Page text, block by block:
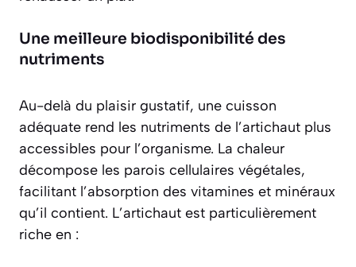
Une meilleure biodisponibilité des
nutriments
Au-delà du plaisir gustatif, une cuisson
adéquate rend les nutriments de l’artichaut plus
accessibles pour l’organisme. La chaleur
décompose les parois cellulaires végétales,
facilitant l’absorption des vitamines et minéraux
qu’il contient. L’artichaut est particulièrement
riche en :